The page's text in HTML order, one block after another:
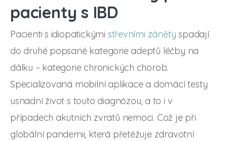
pacienty s IBD
Pacienti s idiopatickými střevními záněty spadají
do druhé popsané kategorie adeptů léčby na
dálku – kategorie chronických chorob.
Specializovaná mobilní aplikace a domácí testy
usnadní život s touto diagnózou, a to i v
případech akutních zvratů nemoci. Což je při
globální pandemii, která přetěžuje zdravotní